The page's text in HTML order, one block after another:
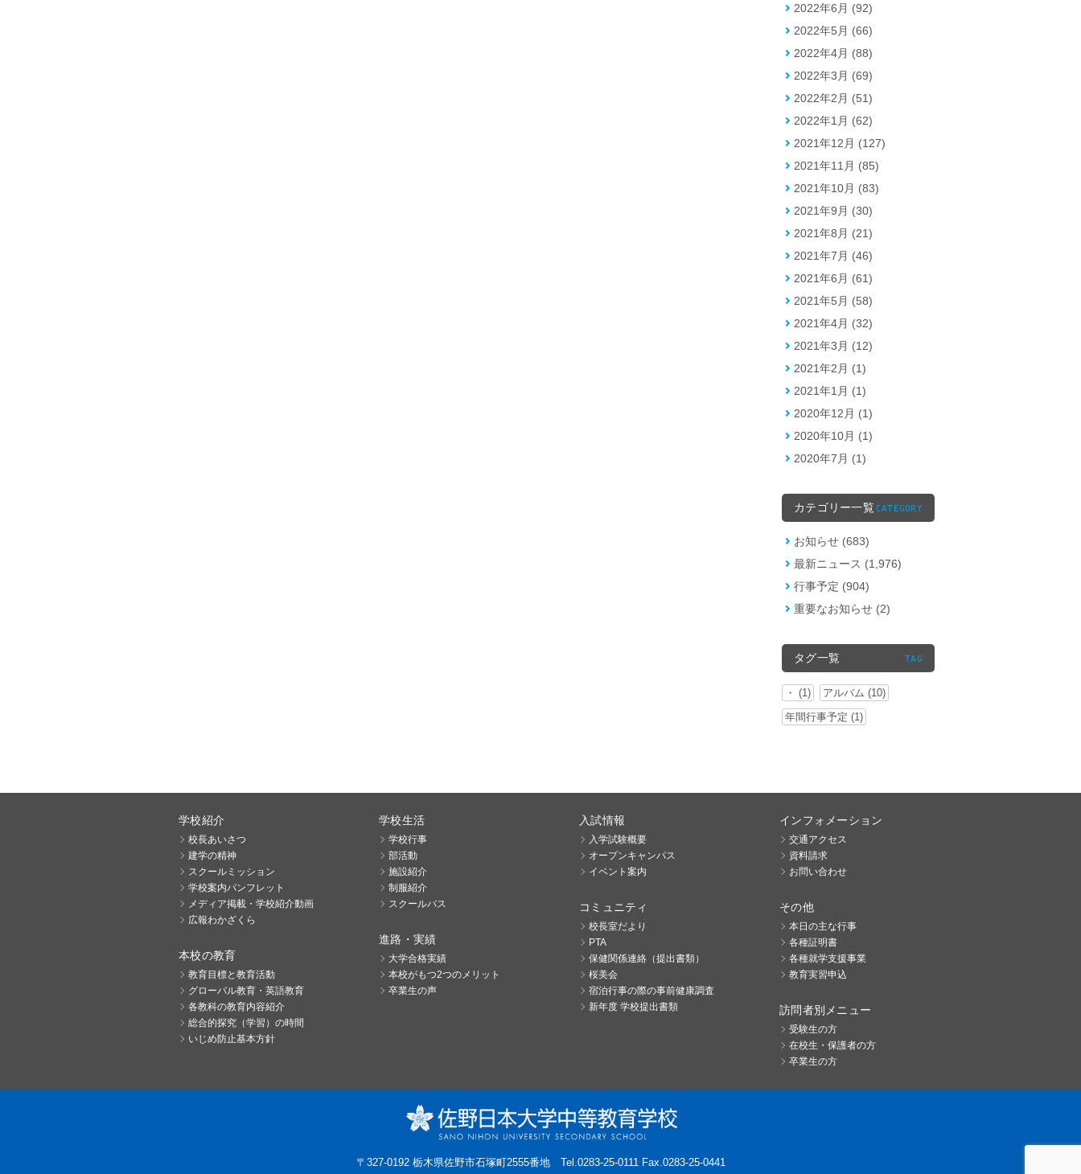
2022年6月 (92)
2022年5月 (66)
2022年4月 (88)
2022年3月 (69)
2022年2月 (51)
2022年1月 (62)
2021年12月 (127)
2021年11月 (85)
2021年10月 (83)
2021年9月 (30)
2021年8月 (21)
2021年7月 (46)
2021年6月 (61)
2021年5月 (58)
2021年4月 (32)
2021年3月 (12)
2021年2月 (1)
2021年1月 (1)
2020年12月 (1)
2020年10月 (1)
2020年7月 (1)
カテゴリー一覧 CATEGORY
お知らせ (683)
最新ニュース (1,976)
行事予定 (904)
重要なお知らせ (2)
タグ一覧 TAG
・ (1)
アルバム (10)
年間行事予定 (1)
学校紹介
校長あいさつ
建学の精神
スクールミッション
学校案内パンフレット
メディア掲載・学校紹介動画
広報わかざくら
本校の教育
教育目標と教育活動
グローバル教育・英語教育
各教科の教育内容紹介
総合的探究（学習）の時間
いじめ防止基本方針
学校生活
学校行事
部活動
施設紹介
制服紹介
スクールバス
進路・実績
大学合格実績
本校がもつ2つのメリット
卒業生の声
入試情報
入学試験概要
オープンキャンパス
イベント案内
コミュニティ
校長室だより
PTA
保健関係連絡（提出書類）
桜美会
宿泊行事の際の事前健康調査
新年度 学校提出書類
インフォメーション
交通アクセス
資料請求
お問い合わせ
その他
本日の主な行事
各種証明書
各種就学支援事業
教育実習申込
訪問者別メニュー
受験生の方
在校生・保護者の方
卒業生の方
〒327-0192 栃木県佐野市石塚町2555番地 Tel.0283-25-0111 Fax.0283-25-0441